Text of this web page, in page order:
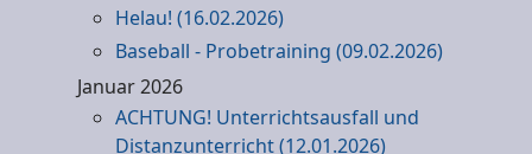
Helau! (16.02.2026)
Baseball - Probetraining (09.02.2026)
Januar 2026
ACHTUNG! Unterrichtsausfall und
Distanzunterricht (12.01.2026)